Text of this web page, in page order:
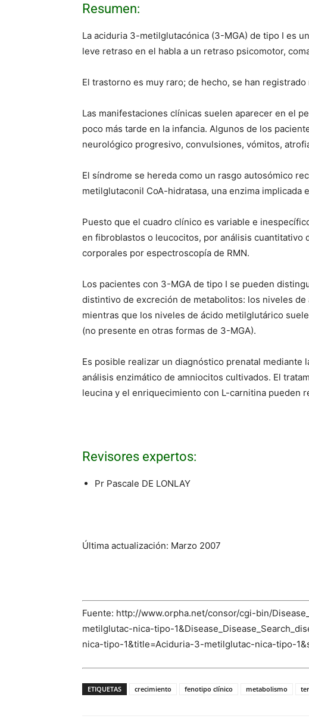
Resumen:
La aciduria 3-metilglutacónica (3-MGA) de tipo I es
leve retraso en el habla a un retraso psicomotor,
El trastorno es muy raro; de hecho, se han
Las manifestaciones clínicas suelen aparecer en el
poco más tarde en la infancia. Algunos de los
neurológico progresivo, convulsiones, vómitos,
El síndrome se hereda como un rasgo autosómico
metilglutaconil CoA-hidratasa, una enzima implicada
Puesto que el cuadro clínico es variable e
en fibroblastos o leucocitos, por análisis cuantitativo
corporales por espectroscopía de RMN.
Los pacientes con 3-MGA de tipo I se pueden
distintivo de excreción de metabolitos: los niveles
mientras que los niveles de ácido metilglutárico
(no presente en otras formas de 3-MGA).
Es posible realizar un diagnóstico prenatal
análisis enzimático de amniocitos cultivados. El
leucina y el enriquecimiento con L-carnitina pueden
Revisores expertos:
Pr Pascale DE LONLAY
Última actualización: Marzo 2007
Fuente: http://www.orpha.net/consor/cgi-bin/
metilglutac-nica-tipo-
nica-tipo-1&title=Aciduria-3-metilglutac-nica-tipo-
ETIQUETAS crecimiento fenotipo clínico metabolismo